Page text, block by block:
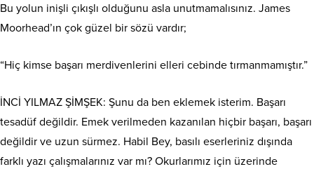
Bu yolun inişli çıkışlı olduğunu asla unutmamalısınız. James
Moorhead’ın çok güzel bir sözü vardır;
“Hiç kimse başarı merdivenlerini elleri cebinde tırmanmamıştır.”
İNCİ YILMAZ ŞİMŞEK: Şunu da ben eklemek isterim. Başarı
tesadüf değildir. Emek verilmeden kazanılan hiçbir başarı, başarı
değildir ve uzun sürmez. Habil Bey, basılı eserleriniz dışında
farklı yazı çalışmalarınız var mı? Okurlarımız için üzerinde